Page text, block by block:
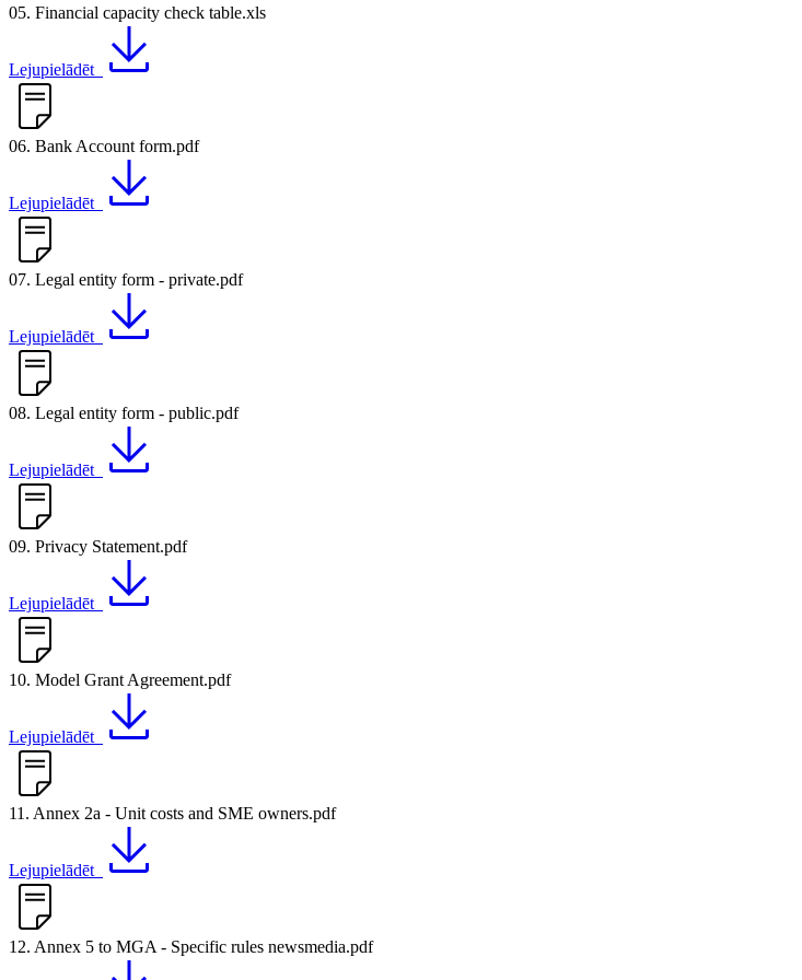
05. Financial capacity check table.xls
Lejupielādēt
06. Bank Account form.pdf
Lejupielādēt
07. Legal entity form - private.pdf
Lejupielādēt
08. Legal entity form - public.pdf
Lejupielādēt
09. Privacy Statement.pdf
Lejupielādēt
10. Model Grant Agreement.pdf
Lejupielādēt
11. Annex 2a - Unit costs and SME owners.pdf
Lejupielādēt
12. Annex 5 to MGA - Specific rules newsmedia.pdf